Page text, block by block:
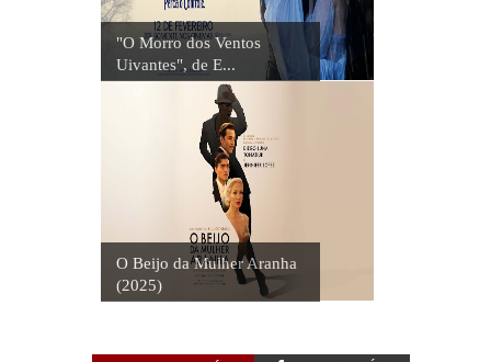
"O Morro dos Ventos
Uivantes", de E...
O Beijo da Mulher Aranha
(2025)